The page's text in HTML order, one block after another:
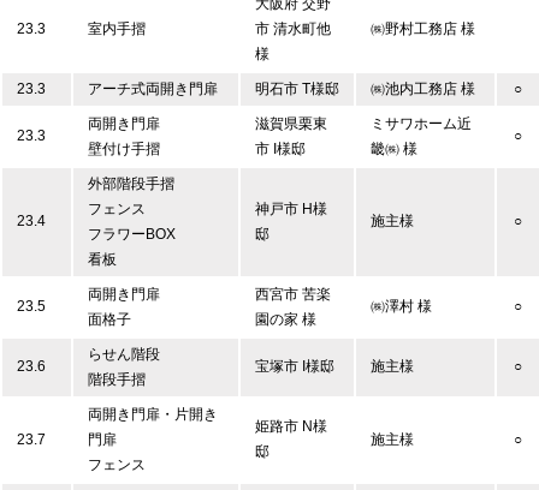
23.3 室内手摺
大阪府 交野
市 清水町他
様
㈱野村工務店 様
23.3 アーチ式両開き門扉 明石市 T様邸 ㈱池内工務店 様 ○
23.3
両開き門扉
壁付け手摺
滋賀県栗東
市 I様邸
ミサワホーム近
畿㈱ 様
○
23.4
外部階段手摺
フェンス
フラワーBOX
看板
神戸市 H様
邸
施主様 ○
23.5
両開き門扉
面格子
西宮市 苦楽
園の家 様
㈱澤村 様 ○
23.6
らせん階段
階段手摺
宝塚市 I様邸 施主様 ○
23.7
両開き門扉・片開き
門扉
フェンス
姫路市 N様
邸
施主様 ○